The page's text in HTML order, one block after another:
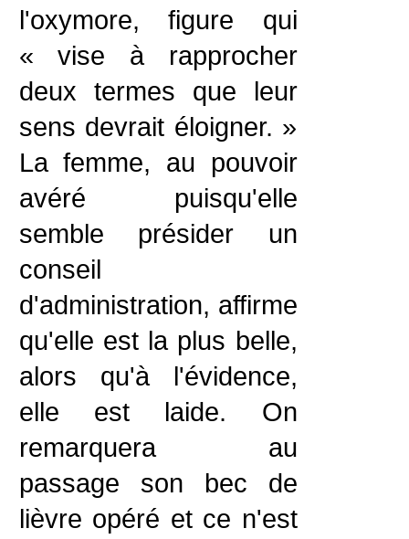
l'oxymore, figure qui
« vise à rapprocher
deux termes que leur
sens devrait éloigner. »
La femme, au pouvoir
avéré puisqu'elle
semble présider un
conseil
d'administration, affirme
qu'elle est la plus belle,
alors qu'à l'évidence,
elle est laide. On
remarquera au
passage son bec de
lièvre opéré et ce n'est